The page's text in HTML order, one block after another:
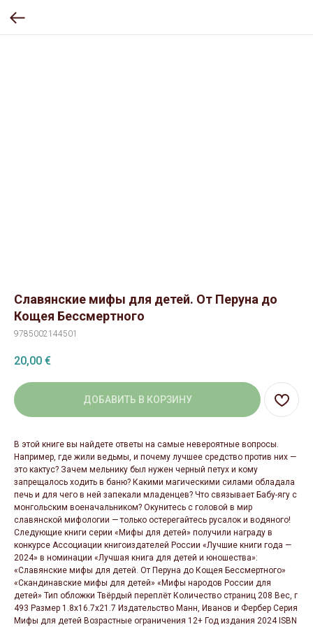
Славянские мифы для детей. От Перуна до
Кощея Бессмертного
9785002144501
20,00 €
ДОБАВИТЬ В КОРЗИНУ
В этой книге вы найдете ответы на самые невероятные вопросы.
Например, где жили ведьмы, и почему лучшее средство против них —
это кактус? Зачем мельнику был нужен черный петух и кому
запрещалось ходить в баню? Какими магическими силами обладала
печь и для чего в ней запекали младенцев? Что связывает Бабу-ягу с
монгольским военачальником? Окунитесь с головой в мир
славянской мифологии — только остерегайтесь русалок и водяного!
Следующие книги серии «Мифы для детей» получили награду в
конкурсе Ассоциации книгоиздателей России «Лучшие книги года —
2024» в номинации «Лучшая книга для детей и юношества»:
«Славянские мифы для детей. От Перуна до Кощея Бессмертного»
«Скандинавские мифы для детей» «Мифы народов России для
детей» Тип обложки Твёрдый переплёт Количество страниц 208 Вес, г
493 Размер 1.8x16.7x21.7 Издательство Манн, Иванов и Фербер Серия
Мифы для детей Возрастные ограничения 12+ Год издания 2024 ISBN